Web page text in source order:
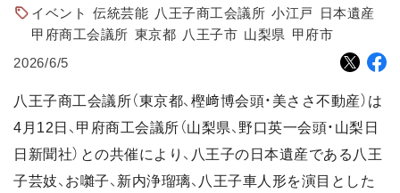
イベント 伝統芸能 八王子商工会議所 小江戸
日本遺産
甲府商工会議所 東京都 八王子市 山梨県 甲府市
2026/6/5
八王子商工会議所（東京都、樫﨑博会頭・美ささ不動産）は
4月12日、甲府商工会議所（山梨県、野口英一会頭・山梨日
日新聞社）との共催により、八王子の日本遺産である八王
子芸妓、お囃子、新内浄瑠璃、八王子車人形を演目とした